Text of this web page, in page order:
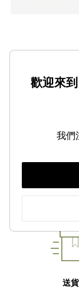
送貨
歡迎來
我們